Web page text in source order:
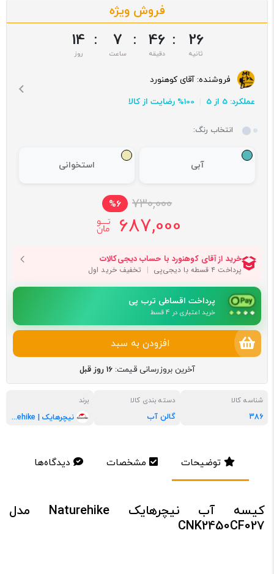
فروش ویژه
14 : 7 : 46 : 25
فروشنده: آقای کوهنورد
عملکرد: 5 از 5
100% رضایت از کالا
انتخاب رنگ:
آبی استخوانی
730,000
%6
687,000
پرداخت اقساطی ترب پی
خرید اعتباری در 4 قسط
افزودن به سبد
آخرین بروزرسانی قیمت:16 روز قبل
شناسه کالا
386
دسته بندی کالا
گالن آب
برند
نیچرهایک | naturehike
توضیحات مشخصات دیدگاه‌ها
کیسه آب نیچرهایک Naturehike مدل
CNK2450CF027